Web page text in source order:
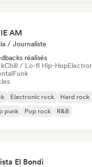
AM
/ Journaliste
réalisés
Chill / Lo-fi Hip-Hop
Funk
Electronic rock Hard rock
punk Pop rock R&B
El Bondi